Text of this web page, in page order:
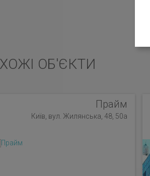
ОБ'ЄКТИ
Прайм
Київ, вул. Жилянська, 48, 50а